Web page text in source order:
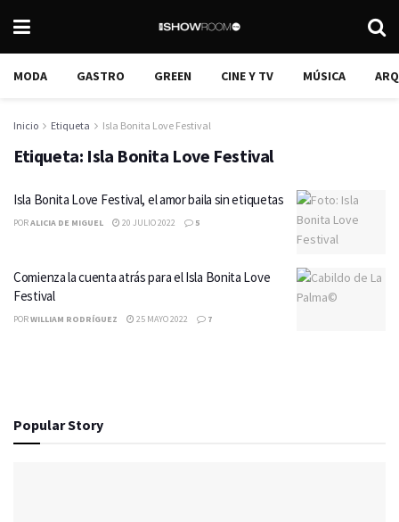
MODA GASTRO GREEN CINE Y TV MÚSICA
Inicio Etiqueta Isla Bonita Love Festival
Etiqueta: Isla Bonita Love Festival
Isla Bonita Love Festival, el amor baila sin etiquetas
PORALICIA DE MIGUEL 20 JULIO 2022 5
Comienza la cuenta atrás para el Isla Bonita Love
Festival
PORWILLIAM RODRÍGUEZ 25 MAYO 2022 7
Popular Story